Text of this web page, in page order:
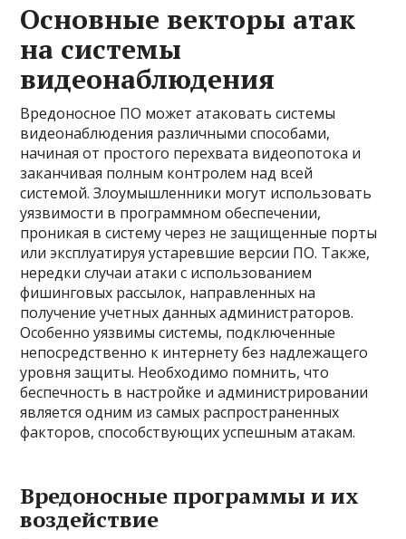
Основные векторы атак
на системы
видеонаблюдения
Вредоносное ПО может атаковать системы
видеонаблюдения различными способами,
начиная от простого перехвата видеопотока и
заканчивая полным контролем над всей
системой. Злоумышленники могут использовать
уязвимости в программном обеспечении,
проникая в систему через не защищенные порты
или эксплуатируя устаревшие версии ПО. Также,
нередки случаи атаки с использованием
фишинговых рассылок, направленных на
получение учетных данных администраторов.
Особенно уязвимы системы, подключенные
непосредственно к интернету без надлежащего
уровня защиты. Необходимо помнить, что
беспечность в настройке и администрировании
является одним из самых распространенных
факторов, способствующих успешным атакам.
Вредоносные программы и их
воздействие